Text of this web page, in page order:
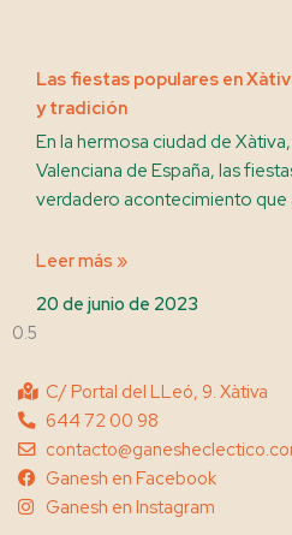
Las fiestas populares en
y tradición
En la hermosa ciudad de
Valenciana de España, las
verdadero acontecimiento que
Leer más »
20 de junio de 2023
C/ Portal del LLeó, 9. Xàtiva
644 72 00 98
Ganesh en Facebook
Ganesh en Instagram